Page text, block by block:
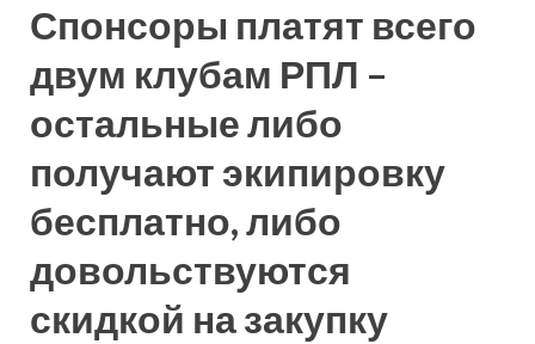
Спонсоры платят всего
двум клубам РПЛ –
остальные либо
получают экипировку
бесплатно, либо
довольствуются
скидкой на закупку